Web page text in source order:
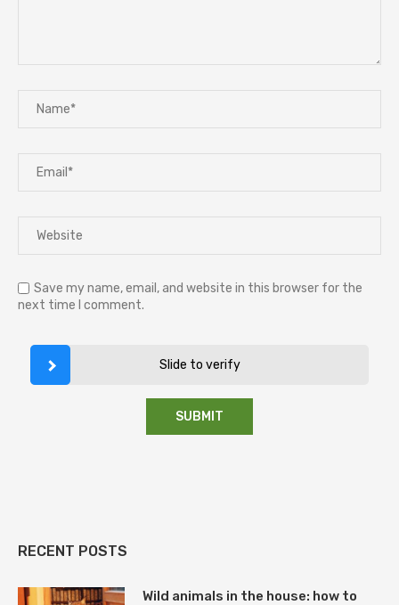
Save my name, email, and website in this browser for the
next time I comment.
Slide to verify
RECENT POSTS
Wild animals in the house: how to